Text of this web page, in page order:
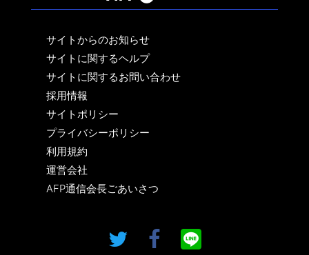
サイトからのお知らせ
サイトに関するヘルプ
サイトに関するお問い合わせ
採用情報
サイトポリシー
プライバシーポリシー
利用規約
運営会社
AFP通信会長ごあいさつ